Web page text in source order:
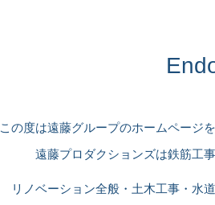
この度は遠藤グループのホームページ
遠藤プロダクションズは鉄筋工
リノベーション全般・土木工事・水